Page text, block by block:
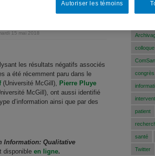
15 mai 2018
les résultats négatifs associés
a été récemment paru dans le
(Université McGill), Pierre Pluye
McGill), ont aussi identifié
d’information ainsi que par des
Information: Qualitative
disponible en ligne.
MOTS-
congrès
patient
santé
Twitter
Autoriser les témoins